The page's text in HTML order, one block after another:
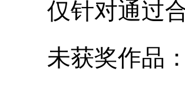
仅针对通过合
未获奖作品：